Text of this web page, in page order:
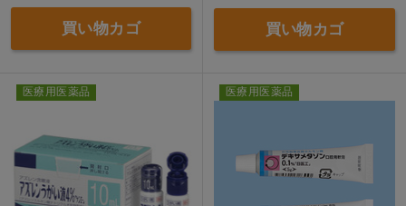
買い物カゴ 買い物カゴ
医療用医薬品 医療用医薬品